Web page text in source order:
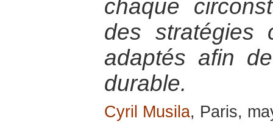
chaque
des stratégies
adaptés afin
durable.
Cyril Musila, Paris,